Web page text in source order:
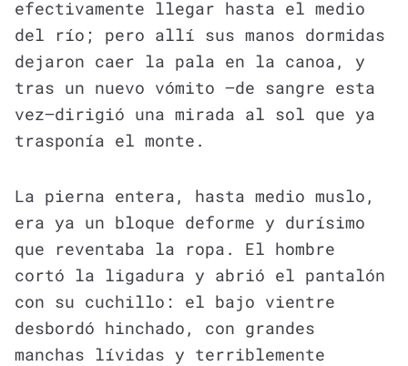
efectivamente llegar hasta el medio
del río; pero allí sus manos dormidas
dejaron caer la pala en la canoa, y
tras un nuevo vómito —de sangre esta
vez—dirigió una mirada al sol que ya
trasponía el monte.
La pierna entera, hasta medio muslo,
era ya un bloque deforme y durísimo
que reventaba la ropa. El hombre
cortó la ligadura y abrió el pantalón
con su cuchillo: el bajo vientre
desbordó hinchado, con grandes
manchas lívidas y terriblemente